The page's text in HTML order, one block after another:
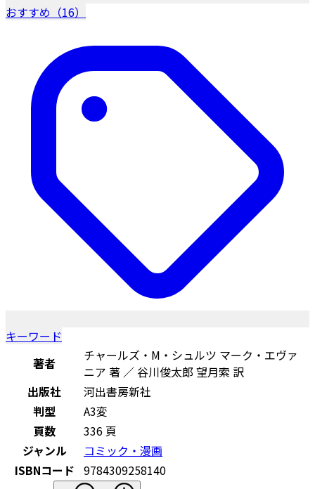
おすすめ（16）
キーワード
著者
チャールズ・M・シュルツ マーク・エヴァ
ニア 著 ／ 谷川俊太郎 望月索 訳
出版社
河出書房新社
判型
A3変
頁数
336 頁
ジャンル
コミック・漫画
ISBNコード 9784309258140